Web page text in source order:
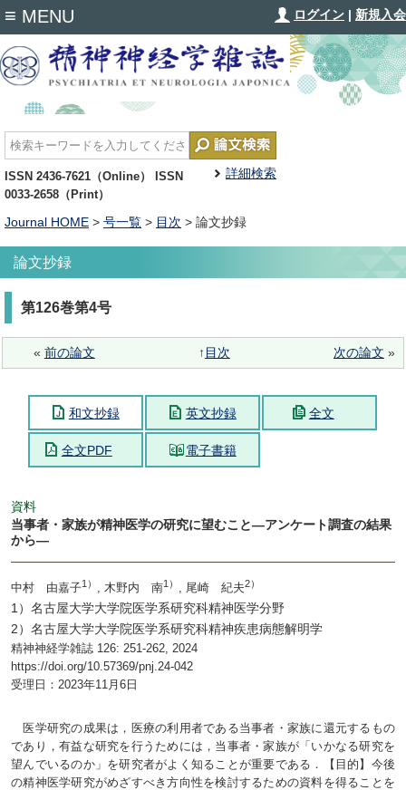
ログイン | 新規入会
詳細検索
ISSN 2436-7621（Online） ISSN
0033-2658（Print）
≡ MENU
Journal HOME > 号一覧 > 目次 > 論文抄録
論文抄録
第126巻第4号
« 前の論文 ↑ 目次 次の論文 »
和文抄録 英文抄録 全文
全文PDF 電子書籍
資料
当事者・家族が精神医学の研究に望むこと―アンケート調査の結果
から―
中村 由嘉子1） , 木野内 南1） , 尾崎 紀夫2）
1）名古屋大学大学院医学系研究科精神医学分野
2）名古屋大学大学院医学系研究科精神疾患病態解明学
精神神経学雑誌 126: 251-262, 2024
https://doi.org/10.57369/pnj.24-042
受理日：2023年11月6日
医学研究の成果は，医療の利用者である当事者・家族に還元するもの
であり，有益な研究を行うためには，当事者・家族が「いかなる研究を
望んでいるのか」を研究者がよく知ることが重要である．【目的】今後
の精神医学研究がめざすべき方向性を検討するための資料を得ることを